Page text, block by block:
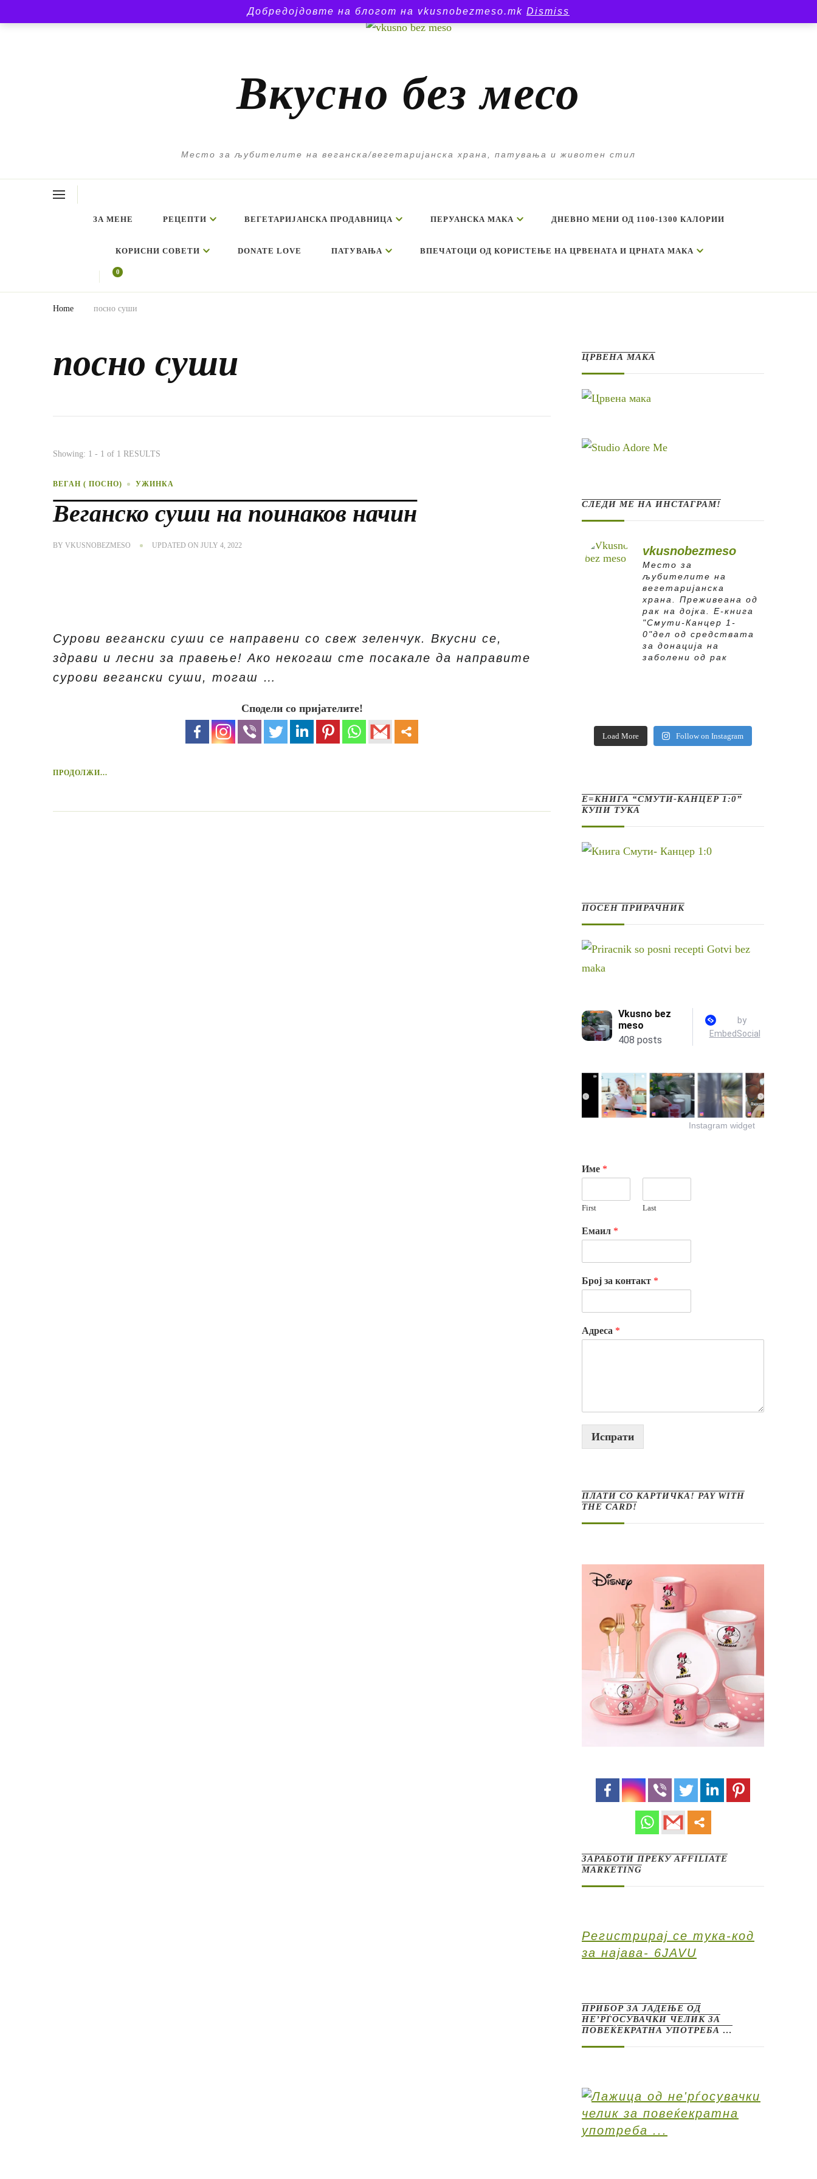
Добредојдовте на блогот на vkusnobezmeso.mk Dismiss
Вкусно без месо
Место за љубителите на веганска/вегетаријанска храна, патувања и животен стил
ЗА МЕНЕ РЕЦЕПТИ ВЕГЕТАРИЈАНСКА ПРОДАВНИЦА ПЕРУАНСКА МАКА ДНЕВНО МЕНИ ОД 1100-1300 КАЛОРИИ
КОРИСНИ СОВЕТИ DONATE LOVE ПАТУВАЊА ВПЕЧАТОЦИ ОД КОРИСТЕЊЕ НА ЦРВЕНАТА И ЦРНАТА МАКА
0
Home посно суши
посно суши
Showing: 1 - 1 of 1 RESULTS
ВЕГАН ( ПОСНО) УЖИНКА
Веганско суши на поинаков начин
BYVKUSNOBEZMESO UPDATED ONJULY 4, 2022
Сурови вегански суши се направени со свеж зеленчук. Вкусни се,
здрави и лесни за правење! Ако некогаш сте посакале да направите
сурови вегански суши, тогаш …
Сподели со пријателите!
ПРОДОЛЖИ...
ЦРВЕНА МАКА
СЛЕДИ МЕ НА ИНСТАГРАМ!
vkusnobezmeso
Место за
љубителите на
вегетаријанска
храна. Преживеана од
рак на дојка.
E-книга
"Смути-Канцер 1-
0"дел од средствата
за донација на
заболени од рак
Load More Follow on Instagram
Е=КНИГА “СМУТИ-КАНЦЕР 1:0”
КУПИ ТУКА
ПОСЕН ПРИРАЧНИК
Instagram widget
Име *
First Last
Емаил *
Број за контакт *
Адреса *
Испрати
ПЛАТИ СО КАРТИЧКА! PAY WITH
THE CARD!
ЗАРАБОТИ ПРЕКУ AFFILIATE
MARKETING
Регистрирај се тука-код
за најава- 6JAVU
ПРИБОР ЗА ЈАДЕЊЕ ОД
НЕ’РЃОСУВАЧКИ ЧЕЛИК ЗА
ПОВЕЌЕКРАТНА УПОТРЕБА …